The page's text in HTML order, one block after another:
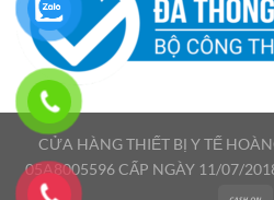
CỬA HÀNG THIẾT BỊ Y TẾ
05A8005596 CẤP NGÀY 11/07/